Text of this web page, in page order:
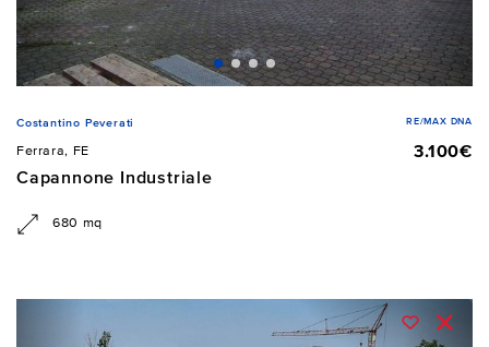
Costantino Peverati RE/MAX DNA
Ferrara, FE
3.100€
Capannone Industriale
680 mq